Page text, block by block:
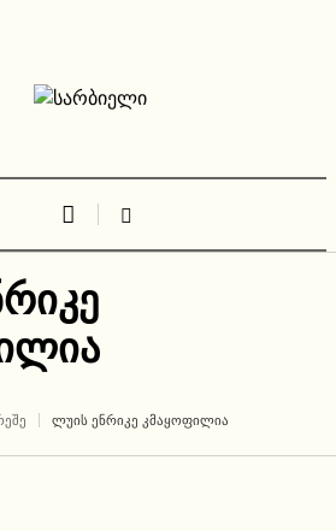
ᲚᲣᲘᲡ ᲔᲜᲠᲘᲙᲔ ᲙᲛᲐᲧᲝᲤᲘᲚᲘᲐ